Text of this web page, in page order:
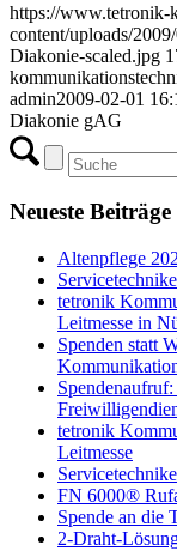
https://www.tetronik-
content/uploads/
Diakonie-scaled.jpg
admin2009-02-01
Diakonie gAG
Neueste Beiträge
Altenpflege
tetronik
Leitmesse in
Spenden statt
tetronik
Leitmesse
FN 6000®
Spende an die
2-Draht-